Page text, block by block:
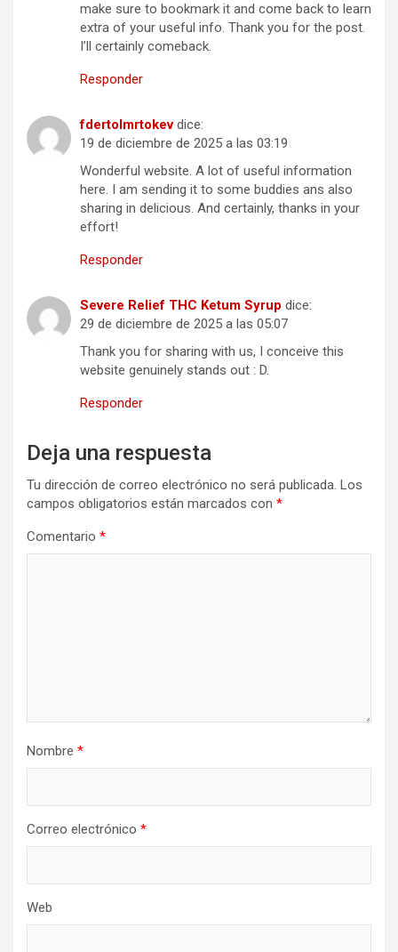
make sure to bookmark it and come back to learn
extra of your useful info. Thank you for the post.
I’ll certainly comeback.
Responder
fdertolmrtokev dice:
19 de diciembre de 2025 a las 03:19
Wonderful website. A lot of useful information
here. I am sending it to some buddies ans also
sharing in delicious. And certainly, thanks in your
effort!
Responder
Severe Relief THC Ketum Syrup dice:
29 de diciembre de 2025 a las 05:07
Thank you for sharing with us, I conceive this
website genuinely stands out : D.
Responder
Deja una respuesta
Tu dirección de correo electrónico no será publicada. Los
campos obligatorios están marcados con *
Comentario *
Nombre *
Correo electrónico *
Web